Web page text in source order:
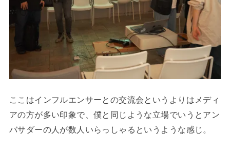
ここはインフルエンサーとの交流会というよりはメディ
アの方が多い印象で、僕と同じような立場でいうとアン
バサダーの人が数人いらっしゃるというような感じ。